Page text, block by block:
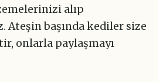
alıp
Ateşin başında kediler size
onlarla paylaşmayı